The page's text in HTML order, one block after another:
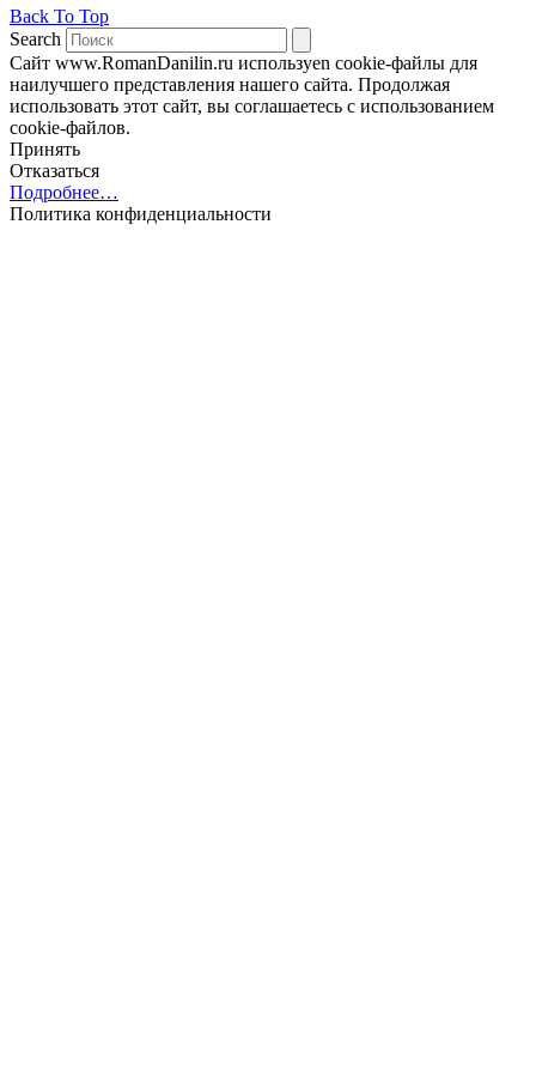
Back To Top
Search
Сайт www.RomanDanilin.ru используеn cookie-файлы для
наилучшего представления нашего сайта. Продолжая
использовать этот сайт, вы соглашаетесь с использованием
cookie-файлов.
Принять
Отказаться
Подробнее…
Политика конфиденциальности